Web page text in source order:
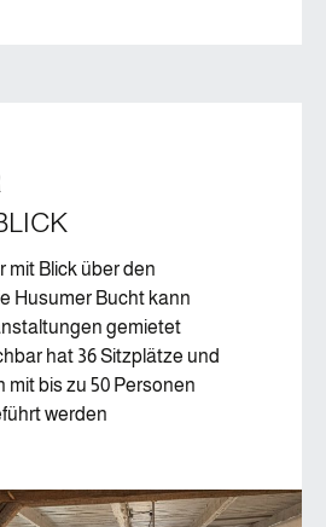
mit Blick über den
Husumer Bucht kann
gemietet
hat 36 Sitzplätze und
bis zu 50 Personen
werden